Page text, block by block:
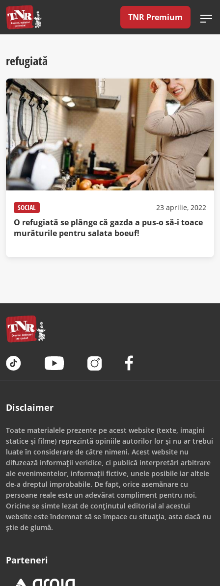
TNR Premium
refugiată
SOCIAL 23 aprilie, 2022
O refugiată se plânge că gazda a pus-o să-i toace
murăturile pentru salata boeuf!
Disclaimer
Toate materialele prezente pe acest website (texte, imagini
statice și filme) reprezintă opiniile autorilor lor și nu ar trebui
luate în considerare de către nimeni. Acest website nu
difuzează informații veridice, ci publică interpretări arbitrare
ale evenimentelor, informații fictive, unele posibile iar altele
de-a dreptul improbabile. De fapt, orice asemănare cu
persoane reale este un adevărat compliment pentru noi.
Oricine se simte lezat de conținutul editorial al acestui
website este îndemnat să se împace cu situația, asta dacă nu
știe de glumă.
Parteneri